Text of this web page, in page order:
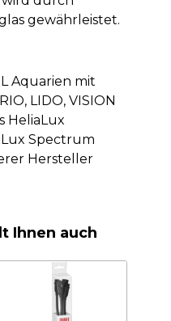
gewährleistet.
Aquarien mit
LIDO, VISION
HeliaLux
Spectrum
Hersteller
Ihnen auch